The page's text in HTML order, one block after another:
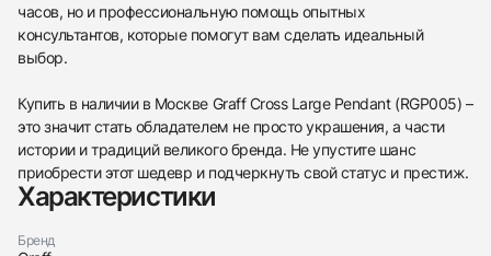
438
285
145
142
205
204
195
150
6
часов, но и профессиональную помощь опытных
консультантов, которые помогут вам сделать идеальный
выбор.
Купить в наличии в Москве Graff Cross Large Pendant (RGP005) –
это значит стать обладателем не просто украшения, а части
истории и традиций великого бренда. Не упустите шанс
приобрести этот шедевр и подчеркнуть свой статус и престиж.
Характеристики
Бренд